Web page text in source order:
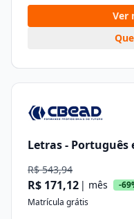
Ver
Letras - Português
R$ 543,94
R$ 171,12 | mês
-
Matrícula grátis